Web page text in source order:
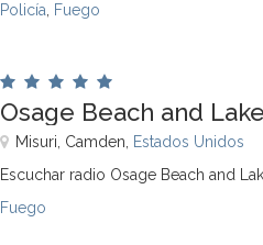
Policía
Fuego
Osage Beach and
Misuri, Camden,
Estados Unidos
Escuchar radio Osage Beach and
Fuego